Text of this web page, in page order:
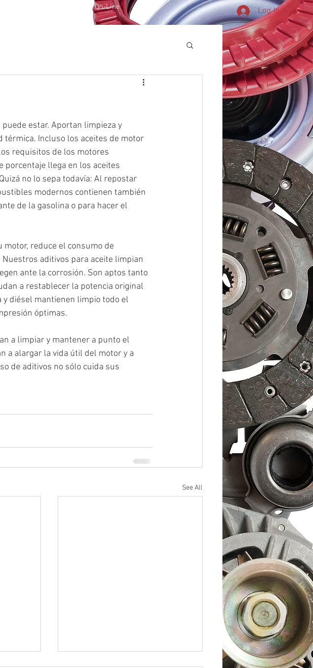
Cotiza On-Line More Log In
Incluso los aceites de motor
requisitos de los motores
porcentaje llega en los aceites
no lo sepa todavía: Al repostar
modernos contienen también
de la gasolina o para hacer el
motor, reduce el consumo de
aditivos para aceite limpian
ante la corrosión. Son aptos tanto
a restablecer la potencia original
diésel mantienen limpio todo el
óptimas.
a limpiar y mantener a punto el
a alargar la vida útil del motor y a
de aditivos no sólo cuida sus
See All